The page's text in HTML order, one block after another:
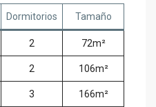
Dormitorios Tamaño
2 72m²
2 106m²
3 166m²